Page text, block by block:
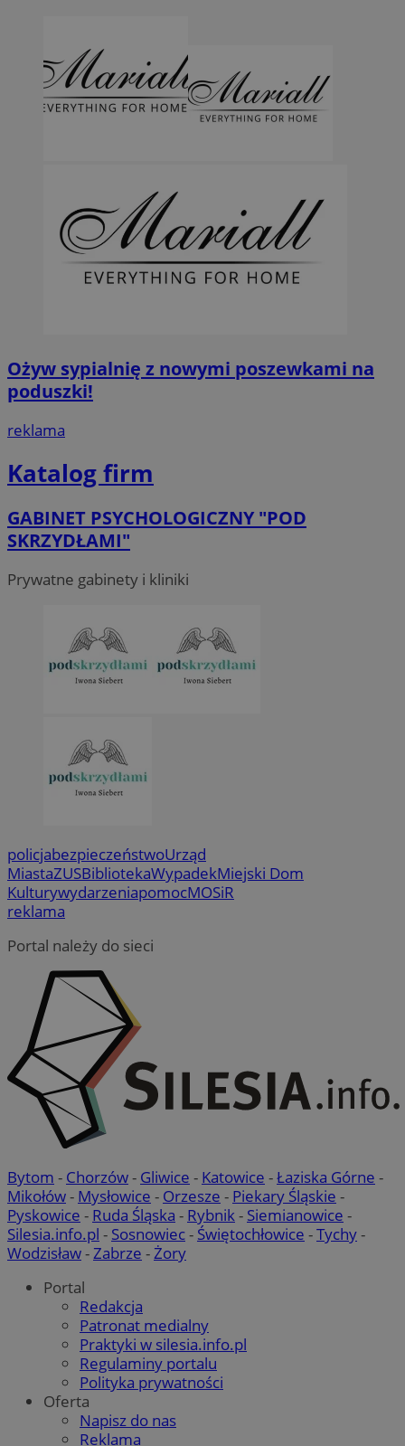
Ożyw sypialnię z nowymi poszewkami na
poduszki!
reklama
Katalog firm
GABINET PSYCHOLOGICZNY "POD
SKRZYDŁAMI"
Prywatne gabinety i kliniki
policjabezpieczeństwoUrząd
MiastaZUSBibliotekaWypadekMiejski Dom
KulturywydarzeniapomocMOSiR
reklama
Portal należy do sieci
Bytom - Chorzów- Gliwice - Katowice -Łaziska Górne -
Mikołów- Mysłowice - Orzesze - Piekary Śląskie -
Pyskowice - Ruda Śląska - Rybnik- Siemianowice -
Silesia.info.pl - Sosnowiec- Świętochłowice -Tychy-
Wodzisław-Zabrze -Żory
Portal
Redakcja
Patronat medialny
Praktyki w silesia.info.pl
Regulaminy portalu
Polityka prywatności
Oferta
Napisz do nas
Reklama